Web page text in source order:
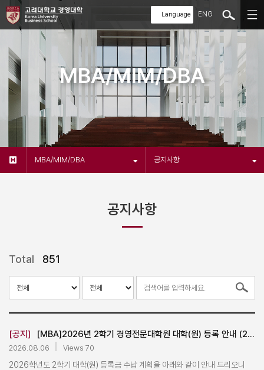
ENG
MBA/MIM/DBA
MBA/MIM/DBA 공지사항
공지사항
Total 851
[공지] [MBA]2026년 2학기 경영전문대학원 대학(원) 등록 안내 (2026-2 Registration for 2026 Fall)
2026.08.06 Views 70
2026학년도 2학기 대학(원) 등록금 수납 계획을 아래와 같이 안내 드리오니